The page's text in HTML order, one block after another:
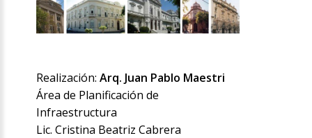
Realización:Arq. Juan Pablo Maestri
Área de Planificación de
Infraestructura
Lic. Cristina Beatriz Cabrera